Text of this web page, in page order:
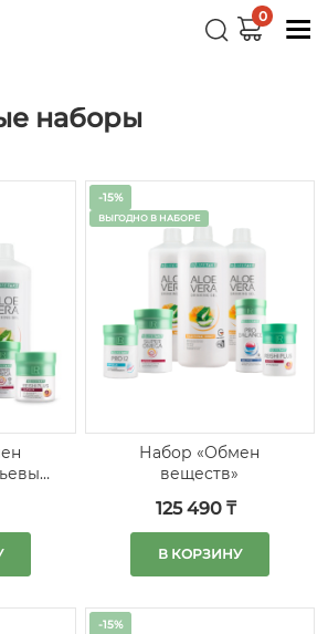
0
наборы
-15%
ВЫГОДНО В НАБОРЕ
Набор «Обмен
веществ»
125 490 ₸
В КОРЗИНУ
-15%